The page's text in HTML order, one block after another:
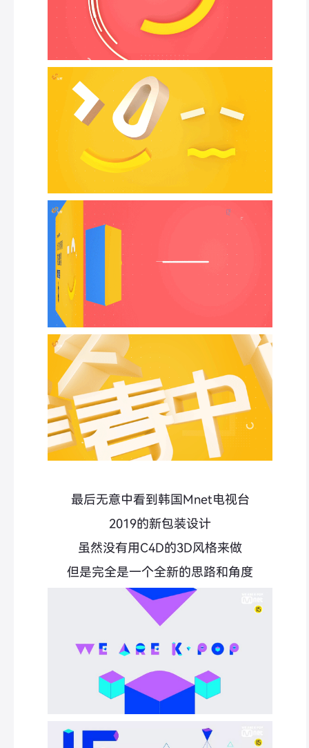
最后无意中看到韩国Mnet电视台
2019的新包装设计
虽然没有用C4D的3D风格来做
但是完全是一个全新的思路和角度